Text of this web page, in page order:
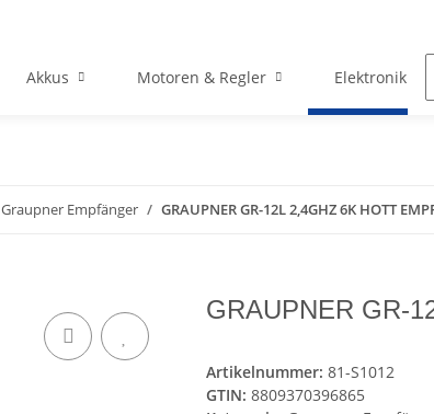
Akkus Motoren & Regler Elektronik
Graupner Empfänger GRAUPNER GR-12L 2,4GHZ 6K HOTT
GRAUPNER GR-
Artikelnummer: 81-S1012
GTIN: 8809370396865